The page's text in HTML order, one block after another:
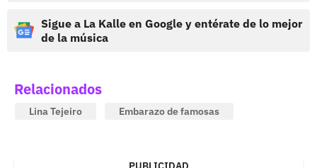
Sigue a La Kalle en Google y entérate de lo mejor
de la música
Relacionados
Lina Tejeiro Embarazo de famosas